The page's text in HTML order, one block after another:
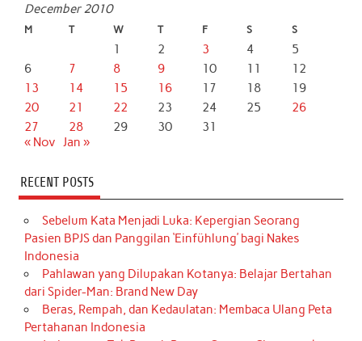
December 2010
M T W T F S S
1 2 3 4
5
6
7 8 9 10 11
12
13
14 15 16 17 18
19
20
21 22 23 24 25
26
27
28 29 30
31
« Nov Jan »
RECENT POSTS
Sebelum Kata Menjadi Luka: Kepergian Seorang
Pasien BPJS dan Panggilan ‘Einfühlung’ bagi Nakes
Indonesia
Pahlawan yang Dilupakan Kotanya: Belajar Bertahan
dari Spider-Man: Brand New Day
Beras, Rempah, dan Kedaulatan: Membaca Ulang Peta
Pertahanan Indonesia